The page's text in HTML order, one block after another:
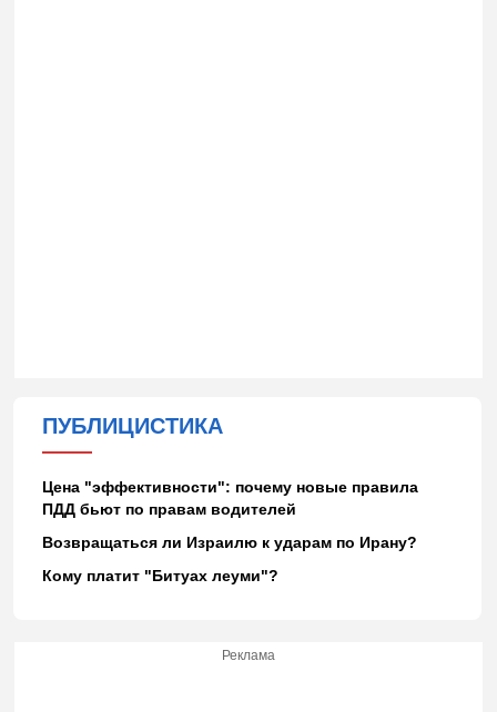
ПУБЛИЦИСТИКА
Цена "эффективности": почему новые правила
ПДД бьют по правам водителей
Возвращаться ли Израилю к ударам по Ирану?
Кому платит "Битуах леуми"?
Реклама